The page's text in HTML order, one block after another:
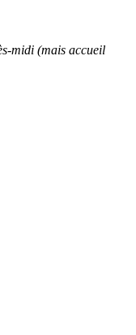
midi (mais accueil